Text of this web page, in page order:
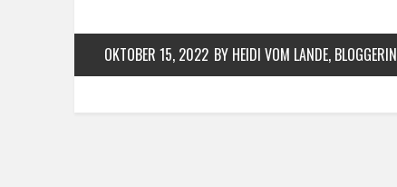
OKTOBER 15, 2022 BY HEIDI VOM LANDE, BLOGGERIN